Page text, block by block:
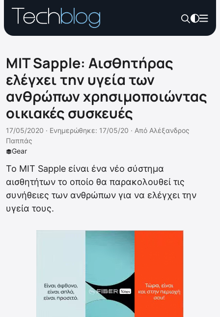
MIT Sapple: Αισθητήρας
ελέγχει την υγεία των
ανθρώπων χρησιμοποιώντας
οικιακές συσκευές
Gear
17/05/2020 · Ενημερώθηκε: 17/05/20 · Από Αλέξανδρος
Παππάς
Το MIT Sapple είναι ένα νέο σύστημα
αισθητήτων το οποίο θα παρακολουθεί τις
συνήθειες των ανθρώπων για να ελέγχει την
υγεία τους.